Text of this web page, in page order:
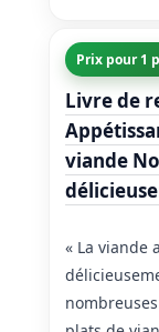
Prix pour 1
Livre de
viande
« La viande